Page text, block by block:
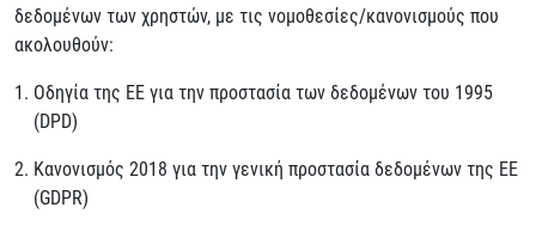
δεδομένων των χρηστών, με τις νομοθεσίες/κανονισμούς που
ακολουθούν:
Οδηγία της ΕΕ για την προστασία των δεδομένων του 1995
(DPD)
Κανονισμός 2018 για την γενική προστασία δεδομένων της ΕΕ
(GDPR)